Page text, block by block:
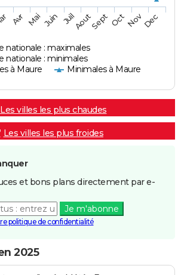
nationale : maximales
nationale : minimales
à Maure
Minimales à Maure
Avr Mai Juin JuilAoutSept OctNovDec
Les villes les plus chaudes
Les villes les plus froides
et bons plans directement par e-
Je m'abonne
politique de confidentialité
2025